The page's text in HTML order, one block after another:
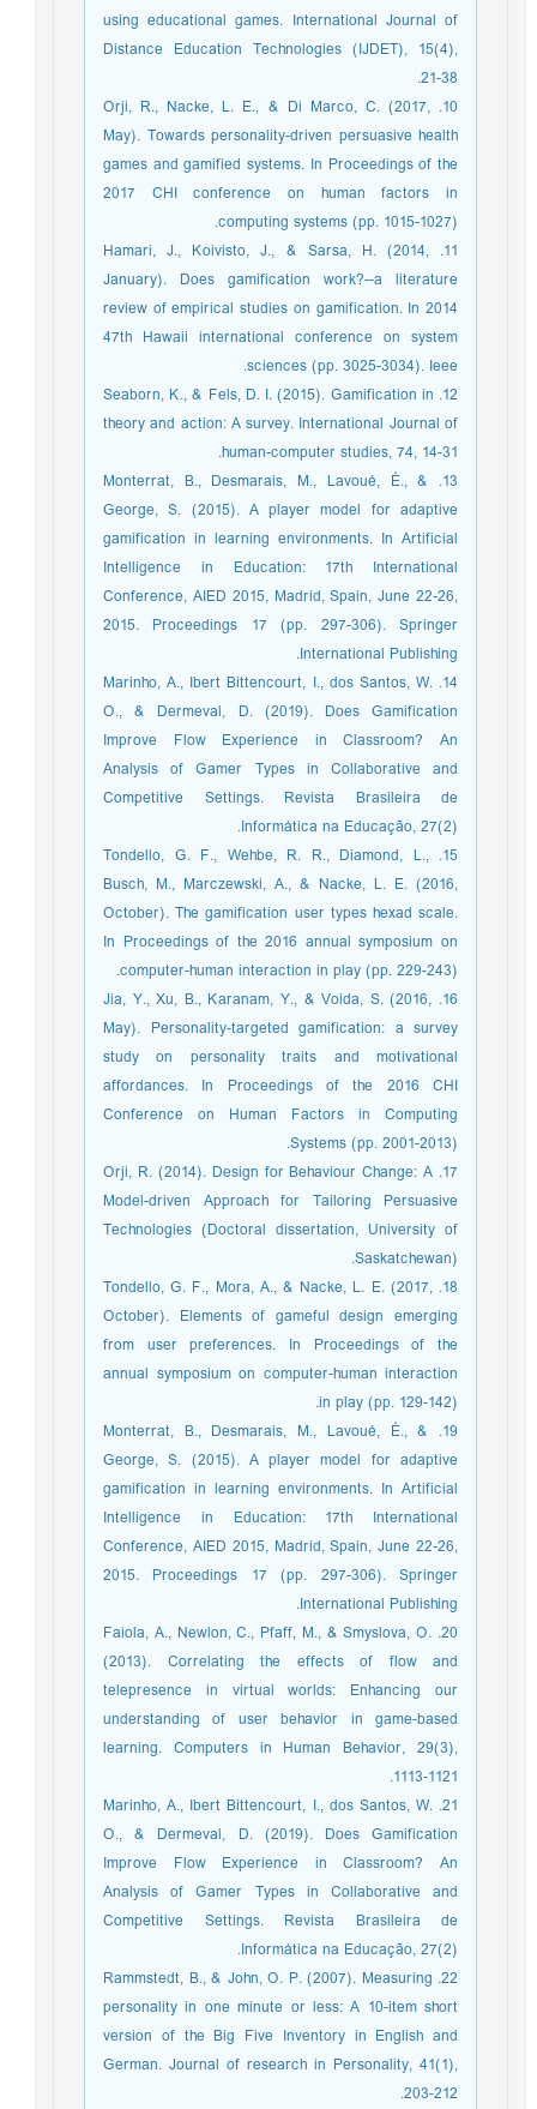
using educational games. International Journal of
Distance Education Technologies (IJDET), 15(4),
21-38.
10. Orji, R., Nacke, L. E., & Di Marco, C. (2017,
May). Towards personality-driven persuasive health
games and gamified systems. In Proceedings of the
2017 CHI conference on human factors in
computing systems (pp. 1015-1027).
11. Hamari, J., Koivisto, J., & Sarsa, H. (2014,
January). Does gamification work?--a literature
review of empirical studies on gamification. In 2014
47th Hawaii international conference on system
sciences (pp. 3025-3034). Ieee.
12. Seaborn, K., & Fels, D. I. (2015). Gamification in
theory and action: A survey. International Journal of
human-computer studies, 74, 14-31.
13. Monterrat, B., Desmarais, M., Lavoué, É., &
George, S. (2015). A player model for adaptive
gamification in learning environments. In Artificial
Intelligence in Education: 17th International
Conference, AIED 2015, Madrid, Spain, June 22-26,
2015. Proceedings 17 (pp. 297-306). Springer
International Publishing.
14. Marinho, A., Ibert Bittencourt, I., dos Santos, W.
O., & Dermeval, D. (2019). Does Gamification
Improve Flow Experience in Classroom? An
Analysis of Gamer Types in Collaborative and
Competitive Settings. Revista Brasileira de
Informática na Educação, 27(2).
15. Tondello, G. F., Wehbe, R. R., Diamond, L.,
Busch, M., Marczewski, A., & Nacke, L. E. (2016,
October). The gamification user types hexad scale.
In Proceedings of the 2016 annual symposium on
computer-human interaction in play (pp. 229-243).
16. Jia, Y., Xu, B., Karanam, Y., & Voida, S. (2016,
May). Personality-targeted gamification: a survey
study on personality traits and motivational
affordances. In Proceedings of the 2016 CHI
Conference on Human Factors in Computing
Systems (pp. 2001-2013).
17. Orji, R. (2014). Design for Behaviour Change: A
Model-driven Approach for Tailoring Persuasive
Technologies (Doctoral dissertation, University of
Saskatchewan).
18. Tondello, G. F., Mora, A., & Nacke, L. E. (2017,
October). Elements of gameful design emerging
from user preferences. In Proceedings of the
annual symposium on computer-human interaction
in play (pp. 129-142).
19. Monterrat, B., Desmarais, M., Lavoué, É., &
George, S. (2015). A player model for adaptive
gamification in learning environments. In Artificial
Intelligence in Education: 17th International
Conference, AIED 2015, Madrid, Spain, June 22-26,
2015. Proceedings 17 (pp. 297-306). Springer
International Publishing.
20. Faiola, A., Newlon, C., Pfaff, M., & Smyslova, O.
(2013). Correlating the effects of flow and
telepresence in virtual worlds: Enhancing our
understanding of user behavior in game-based
learning. Computers in Human Behavior, 29(3),
1113-1121.
21. Marinho, A., Ibert Bittencourt, I., dos Santos, W.
O., & Dermeval, D. (2019). Does Gamification
Improve Flow Experience in Classroom? An
Analysis of Gamer Types in Collaborative and
Competitive Settings. Revista Brasileira de
Informática na Educação, 27(2).
22. Rammstedt, B., & John, O. P. (2007). Measuring
personality in one minute or less: A 10-item short
version of the Big Five Inventory in English and
German. Journal of research in Personality, 41(1),
203-212.